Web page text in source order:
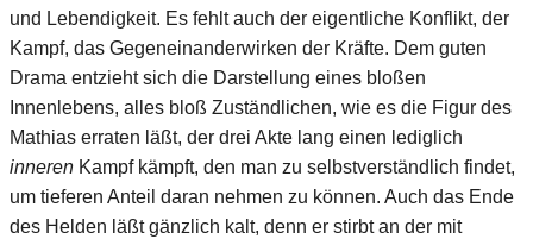
und Lebendigkeit. Es fehlt auch der eigentliche Konflikt, der
Kampf, das Gegeneinanderwirken der Kräfte. Dem guten
Drama entzieht sich die Darstellung eines bloßen
Innenlebens, alles bloß Zuständlichen, wie es die Figur des
Mathias erraten läßt, der drei Akte lang einen lediglich
inneren Kampf kämpft, den man zu selbstverständlich findet,
um tieferen Anteil daran nehmen zu können. Auch das Ende
des Helden läßt gänzlich kalt, denn er stirbt an der mit